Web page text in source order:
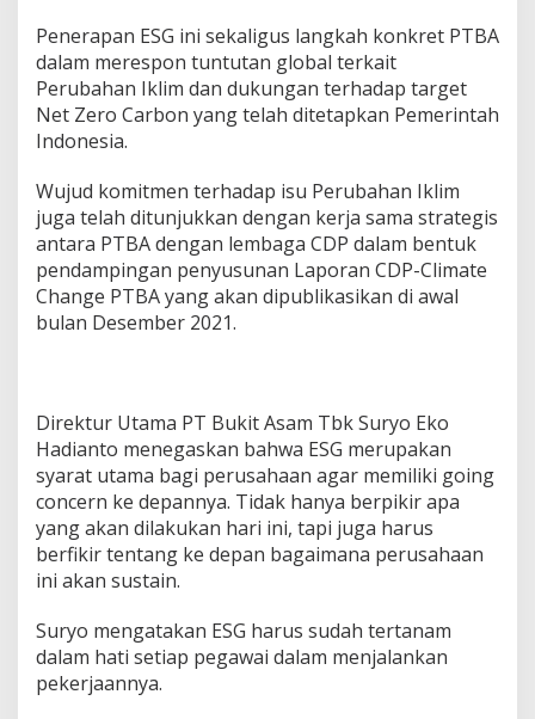
n
d
a
n
K
a
h
a
n
a
n
i
N
a
s
i
o
n
Penerapan ESG ini sekaligus langkah konkret PTBA
dalam merespon tuntutan global terkait
Perubahan Iklim dan dukungan terhadap target
Net Zero Carbon yang telah ditetapkan Pemerintah
Indonesia.
Wujud komitmen terhadap isu Perubahan Iklim
juga telah ditunjukkan dengan kerja sama strategis
antara PTBA dengan lembaga CDP dalam bentuk
pendampingan penyusunan Laporan CDP-Climate
Change PTBA yang akan dipublikasikan di awal
bulan Desember 2021.
Direktur Utama PT Bukit Asam Tbk Suryo Eko
Hadianto menegaskan bahwa ESG merupakan
syarat utama bagi perusahaan agar memiliki going
concern ke depannya. Tidak hanya berpikir apa
yang akan dilakukan hari ini, tapi juga harus
berfikir tentang ke depan bagaimana perusahaan
ini akan sustain.
Suryo mengatakan ESG harus sudah tertanam
dalam hati setiap pegawai dalam menjalankan
pekerjaannya.